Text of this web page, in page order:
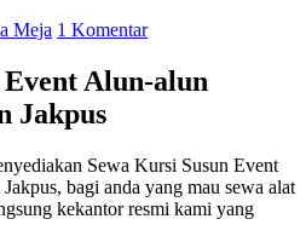
Meja 1 Komentar
Event Alun-alun
Jakpus
Sewa Kursi Susun Event
bagi anda yang mau sewa alat
kekantor resmi kami yang